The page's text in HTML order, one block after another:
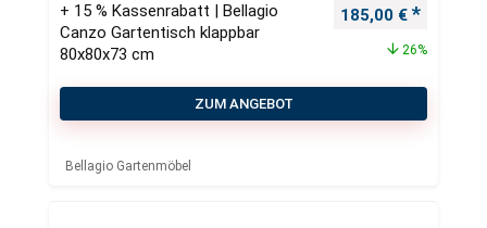
+ 15 % Kassenrabatt | Bellagio
Canzo Gartentisch klappbar
80x80x73 cm
Ursprünglicher
185,00 €
26%
ZUM ANGEBOT
Bellagio Gartenmöbel